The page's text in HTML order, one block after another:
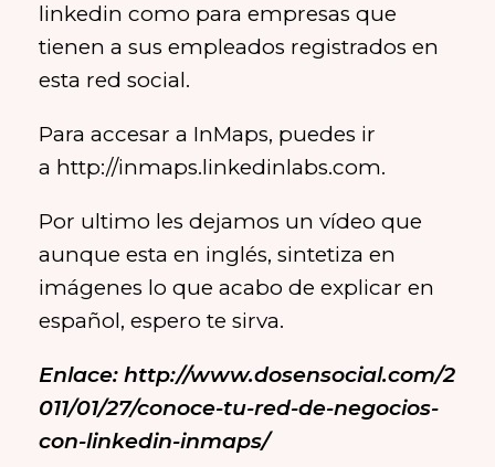
linkedin como para empresas que
tienen a sus empleados registrados en
esta red social.
Para accesar a InMaps, puedes ir
a http://inmaps.linkedinlabs.com.
Por ultimo les dejamos un vídeo que
aunque esta en inglés, sintetiza en
imágenes lo que acabo de explicar en
español, espero te sirva.
Enlace: http://www.dosensocial.com/2
011/01/27/conoce-tu-red-de-negocios-
con-linkedin-inmaps/